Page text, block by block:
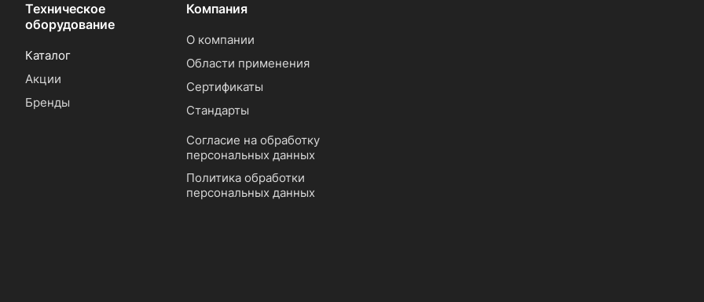
Техническое
оборудование
Каталог
Акции
Бренды
Компания
О компании
Области применения
Сертификаты
Стандарты
Согласие на обработку
персональных данных
Политика обработки
персональных данных